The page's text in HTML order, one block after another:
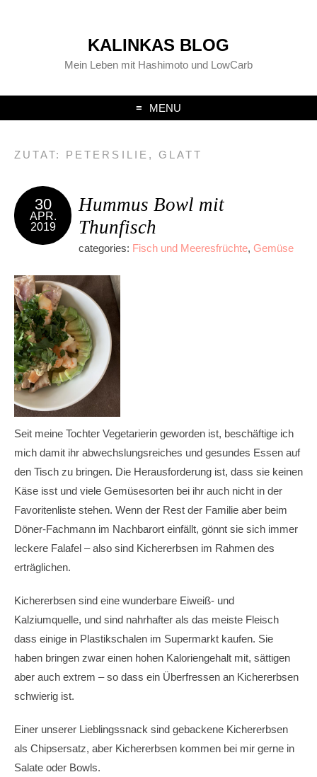
KALINKAS BLOG
Mein Leben mit Hashimoto und LowCarb
MENU
ZUTAT: PETERSILIE, GLATT
30
APR.
2019
Hummus Bowl mit
Thunfisch
categories: Fisch und Meeresfrüchte, Gemüse
Seit meine Tochter Vegetarierin geworden ist, beschäftige ich
mich damit ihr abwechslungsreiches und gesundes Essen auf
den Tisch zu bringen. Die Herausforderung ist, dass sie keinen
Käse isst und viele Gemüsesorten bei ihr auch nicht in der
Favoritenliste stehen. Wenn der Rest der Familie aber beim
Döner-Fachmann im Nachbarort einfällt, gönnt sie sich immer
leckere Falafel – also sind Kichererbsen im Rahmen des
erträglichen.
Kichererbsen sind eine wunderbare Eiweiß- und
Kalziumquelle, und sind nahrhafter als das meiste Fleisch
dass einige in Plastikschalen im Supermarkt kaufen. Sie
haben bringen zwar einen hohen Kaloriengehalt mit, sättigen
aber auch extrem – so dass ein Überfressen an Kichererbsen
schwierig ist.
Einer unserer Lieblingssnack sind gebackene Kichererbsen
als Chipsersatz, aber Kichererbsen kommen bei mir gerne in
Salate oder Bowls.